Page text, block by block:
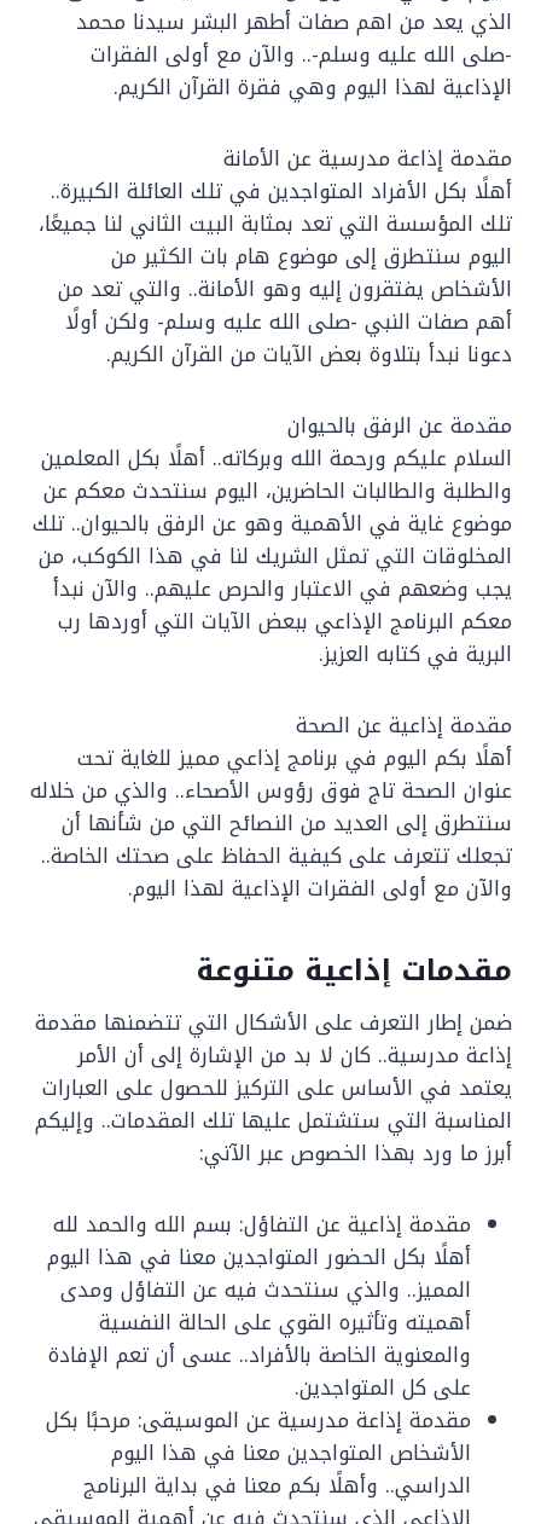
الذي يعد من اهم صفات أطهر البشر سيدنا محمد
-صلى الله عليه وسلم-.. والآن مع أولى الفقرات
الإذاعية لهذا اليوم وهي فقرة القرآن الكريم.
مقدمة إذاعة مدرسية عن الأمانة
أهلًا بكل الأفراد المتواجدين في تلك العائلة الكبيرة..
تلك المؤسسة التي تعد بمثابة البيت الثاني لنا جميعًا،
اليوم سنتطرق إلى موضوع هام بات الكثير من
الأشخاص يفتقرون إليه وهو الأمانة.. والتي تعد من
أهم صفات النبي -صلى الله عليه وسلم- ولكن أولًا
دعونا نبدأ بتلاوة بعض الآيات من القرآن الكريم.
مقدمة عن الرفق بالحيوان
السلام عليكم ورحمة الله وبركاته.. أهلًا بكل المعلمين
والطلبة والطالبات الحاضرين، اليوم سنتحدث معكم عن
موضوع غاية في الأهمية وهو عن الرفق بالحيوان.. تلك
المخلوقات التي تمثل الشريك لنا في هذا الكوكب، من
يجب وضعهم في الاعتبار والحرص عليهم.. والآن نبدأ
معكم البرنامج الإذاعي ببعض الآيات التي أوردها رب
البرية في كتابه العزيز.
مقدمة إذاعية عن الصحة
أهلًا بكم اليوم في برنامج إذاعي مميز للغاية تحت
عنوان الصحة تاج فوق رؤوس الأصحاء.. والذي من خلاله
سنتطرق إلى العديد من النصائح التي من شأنها أن
تجعلك تتعرف على كيفية الحفاظ على صحتك الخاصة..
والآن مع أولى الفقرات الإذاعية لهذا اليوم.
مقدمات إذاعية متنوعة
ضمن إطار التعرف على الأشكال التي تتضمنها مقدمة
إذاعة مدرسية.. كان لا بد من الإشارة إلى أن الأمر
يعتمد في الأساس على التركيز للحصول على العبارات
المناسبة التي ستشتمل عليها تلك المقدمات.. وإليكم
أبرز ما ورد بهذا الخصوص عبر الآتي:
مقدمة إذاعية عن التفاؤل: بسم الله والحمد لله
أهلًا بكل الحضور المتواجدين معنا في هذا اليوم
المميز.. والذي سنتحدث فيه عن التفاؤل ومدى
أهميته وتأثيره القوي على الحالة النفسية
والمعنوية الخاصة بالأفراد.. عسى أن تعم الإفادة
على كل المتواجدين.
مقدمة إذاعة مدرسية عن الموسيقى: مرحبًا بكل
الأشخاص المتواجدين معنا في هذا اليوم
الدراسي.. وأهلًا بكم معنا في بداية البرنامج